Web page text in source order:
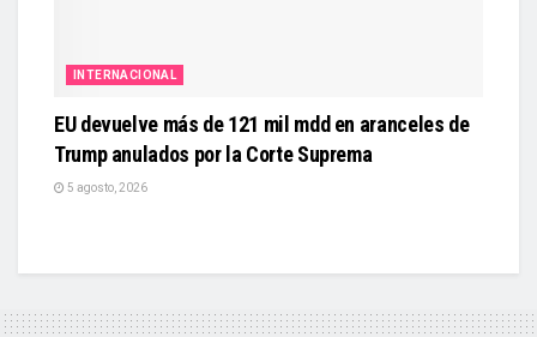
INTERNACIONAL
EU devuelve más de 121 mil mdd en aranceles de
Trump anulados por la Corte Suprema
5 agosto, 2026